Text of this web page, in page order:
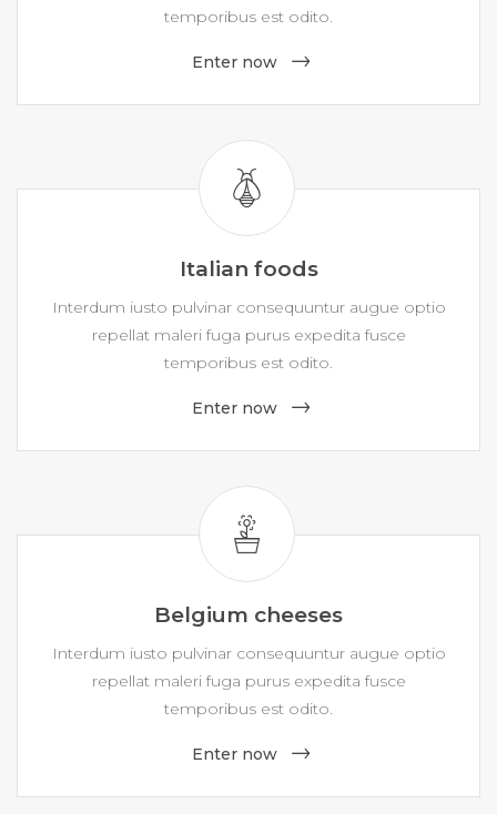
temporibus est odito.
Enter now
Italian foods
Interdum iusto pulvinar consequuntur augue optio
repellat maleri fuga purus expedita fusce
temporibus est odito.
Enter now
Belgium cheeses
Interdum iusto pulvinar consequuntur augue optio
repellat maleri fuga purus expedita fusce
temporibus est odito.
Enter now